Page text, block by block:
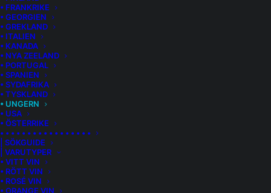
• FRANKRIKE
• GEORGIEN
• GREKLAND
• ITALIEN
• KANADA
• NYA ZEELAND
• PORTUGAL
• SPANIEN
• SYDAFRIKA
• TYSKLAND
• UNGERN
• USA
• ÖSTERRIKE
• • • • • • • • • • • • • • • • •
| SÖKGUIDE
| VARUTYPER
• VITT VIN
• RÖTT VIN
• ROSÉ VIN
• ORANGE VIN
GILVESY CELLERS